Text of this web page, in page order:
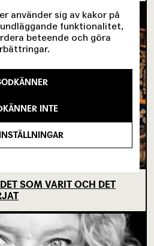
SOM VARIT OCH DET
använder sig av kakor på
funktionalitet,
beteende och göra
INTE